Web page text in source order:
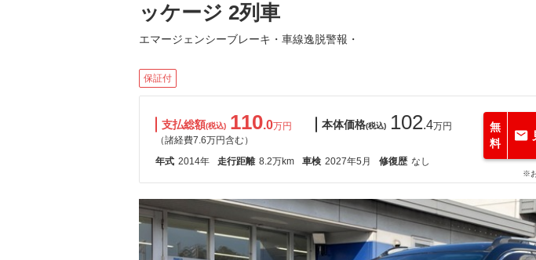
ッケージ 2列車
エマージェンシーブレーキ・車線逸脱警報・
保証付
支払総額(税込) 110.0万円
（諸経費7.6万円含む）
本体価格(税込) 102.4万円
年式 2014年 走行距離 8.2万km 車検 2027年5月 修復歴 なし
無
料
※